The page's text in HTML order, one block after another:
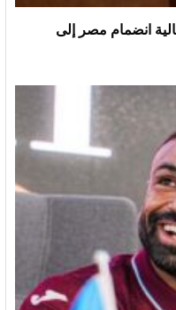
انضمام مصر إلى